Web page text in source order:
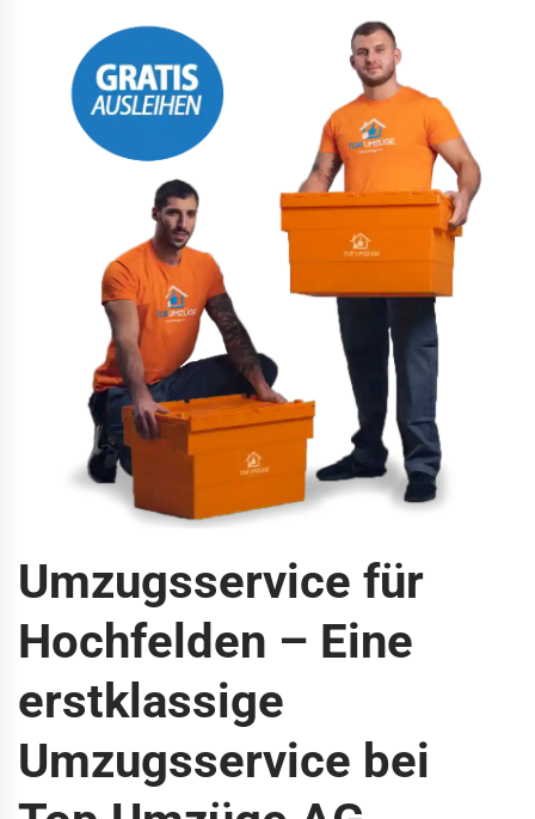
Umzugsservice für
Hochfelden – Eine
erstklassige
Umzugsservice bei